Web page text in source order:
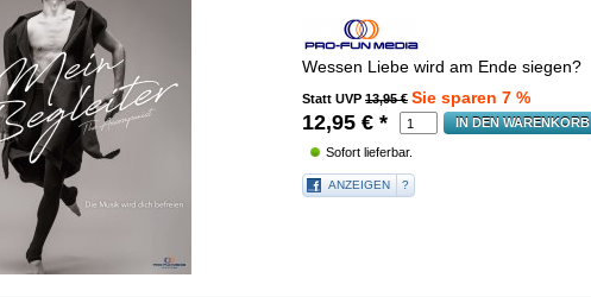
Wessen Liebe wird am Ende siegen?
Statt UVP 13,95 € Sie sparen 7 %
12,95 € * IN DEN WARENKORB
Sofort lieferbar.
ANZEIGEN ?